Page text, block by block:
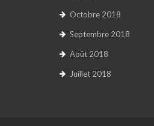
Octobre 2018
Septembre 2018
Août 2018
Juillet 2018